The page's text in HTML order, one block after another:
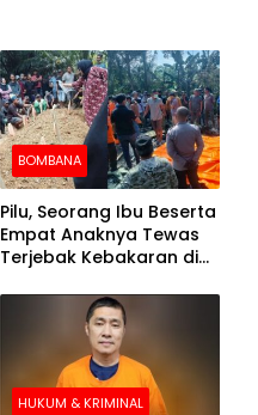
BOMBANA
Pilu, Seorang Ibu Beserta
Empat Anaknya Tewas
Terjebak Kebakaran di
HUKUM & KRIMINAL